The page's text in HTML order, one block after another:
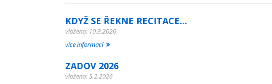
KDYŽ SE ŘEKNE RECITACE...
vloženo: 10.3.2026
více informací
ZADOV 2026
vloženo: 5.2.2026